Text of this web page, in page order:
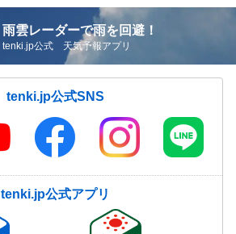
雨雲レーダーで雨を回避！
tenki.jp公式 天気予報アプリ
tenki.jp公式SNS
tenki.jp公式アプリ